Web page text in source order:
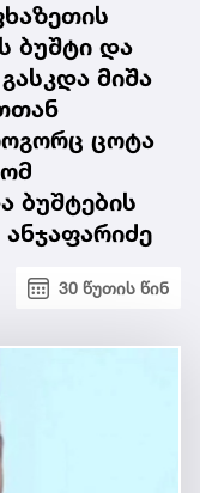
ბუშტი და
მიშა
ცოტა
ბუშტების
30 წუთის წინ